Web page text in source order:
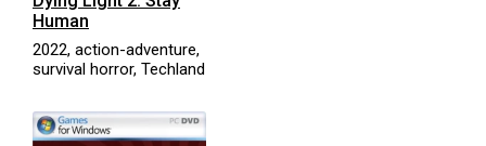
Human
2022, action-adventure,
survival horror, Techland